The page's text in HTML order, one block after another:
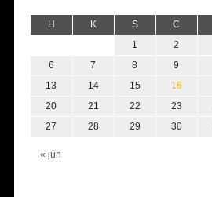
H K S C
« jún
1 2
6
7 8 9
13
14 15 16
20
21 22 23
27
28 29 30